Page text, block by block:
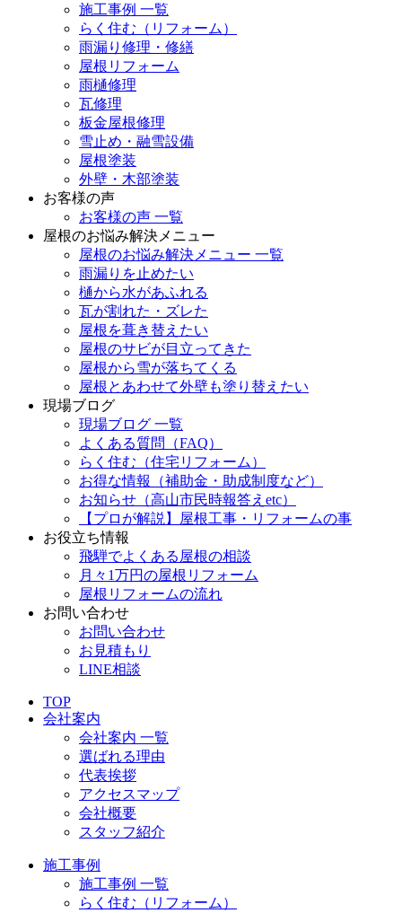
施工事例 一覧
らく住む（リフォーム）
雨漏り修理・修繕
屋根リフォーム
雨樋修理
瓦修理
板金屋根修理
雪止め・融雪設備
屋根塗装
外壁・木部塗装
お客様の声
お客様の声 一覧
屋根のお悩み解決メニュー
屋根のお悩み解決メニュー 一覧
雨漏りを止めたい
樋から水があふれる
瓦が割れた・ズレた
屋根を葺き替えたい
屋根のサビが目立ってきた
屋根から雪が落ちてくる
屋根とあわせて外壁も塗り替えたい
現場ブログ
現場ブログ 一覧
よくある質問（FAQ）
らく住む（住宅リフォーム）
お得な情報（補助金・助成制度など）
お知らせ（高山市民時報答えetc）
【プロが解説】屋根工事・リフォームの事
お役立ち情報
飛騨でよくある屋根の相談
月々1万円の屋根リフォーム
屋根リフォームの流れ
お問い合わせ
お問い合わせ
お見積もり
LINE相談
TOP
会社案内
会社案内 一覧
選ばれる理由
代表挨拶
アクセスマップ
会社概要
スタッフ紹介
施工事例
施工事例 一覧
らく住む（リフォーム）